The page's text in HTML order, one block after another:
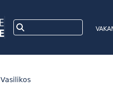
Vasilikos